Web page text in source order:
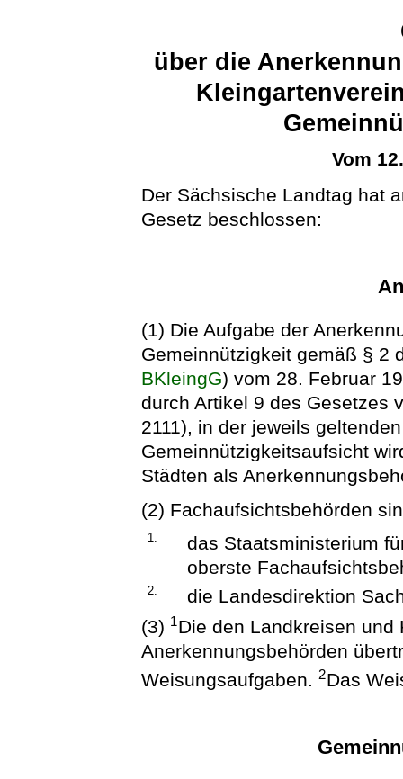
über die
Vom
Der Sächsische Landtag hat
Gesetz beschlossen:
(1) Die Aufgabe der
Gemeinnützigkeit gemäß § 2
BKleingG) vom 28. Februar
durch Artikel 9 des Gesetzes
2111), in der jeweils
Gemeinnützigkeitsaufsicht
Städten als
(2) Fachaufsichtsbehörden
1.
das Staatsministerium
oberste
2.
die Landesdirektion
(3) 1Die den Landkreisen und
Anerkennungsbehörden
Weisungsaufgaben.2Das